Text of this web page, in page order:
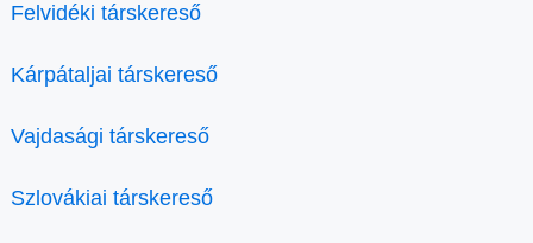
Felvidéki társkereső
Kárpátaljai társkereső
Vajdasági társkereső
Szlovákiai társkereső